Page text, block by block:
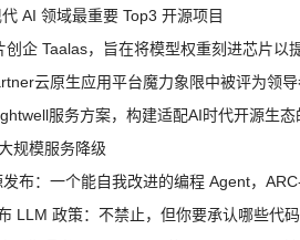
AI 领域最重要 Top3 开源项目
创企 Taalas，旨在将模型权重刻进芯片以
云原生应用平台魔力象限中被评为领
服务方案，构建适配AI时代开源生
规模服务降级
布：一个能自我改进的编程 Agent，
LLM 政策：不禁止，但你要承认哪些代